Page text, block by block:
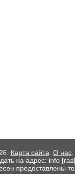
Карта сайта О нас.
на адрес: info
предоставлены